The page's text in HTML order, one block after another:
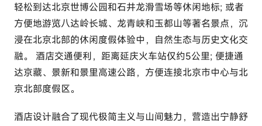
轻松到达北京世博公园和石井龙滑雪场等休闲地标; 或者
方便地游览八达岭长城、龙青峡和玉都山等著名景点，沉
浸在北京北部的休闲度假体验中，自然生态与历史文化交
融。 酒店交通便利，距离延庆火车站仅约5公里; 便捷通
达京藏、景新和景里高速公路，方便连接北京市中心与北
京北部度假区。
酒店设计融合了现代极简主义与山间魅力，营造出宁静舒